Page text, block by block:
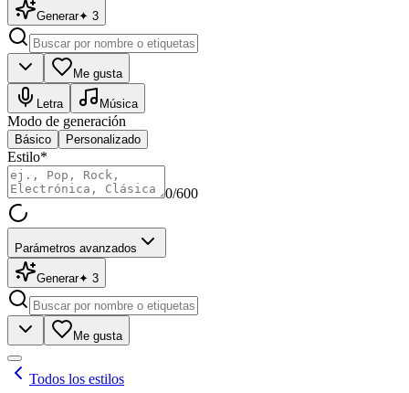
Generar✦ 3
Me gusta
Letra Música
Modo de generación
Básico Personalizado
Estilo*
0/600
Parámetros avanzados
Generar✦ 3
Me gusta
Todos los estilos